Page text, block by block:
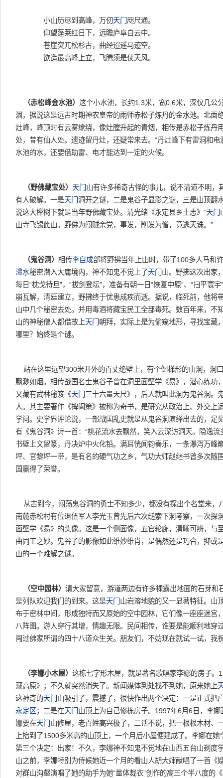
小山历尽到高峰，万仞天门 咫尺通。
仰望蓬莱红日下，远瞻庐阜白云中。
苍崖突兀松杉古，曲经迢遥马迹空。
欲造最高峰上立，飞腾须是仗天风。
（赤松峰金水池） 这个小水池，长约1.3米，宽0.6米，深仅几公
涸，据说这是远古时期神农皇帝的雨师赤松子炼丹的金水池。北面
灶峰，峰顶时有云雾缭绕，像灶膛升起的青烟，相传是赤松子炼丹
处，昔有仙人处。遗迹留丹灶，还疑常来去。”丹灶峰下有雷洞和
水池的水，还要借助雷、电才能达到一定的火候。
（野佛藏宝处） 天门 山有许多稀奇古怪的事儿，说不清道不明，
有人破解。一是天门 洞开之谜，二是鬼谷子显影之谜，三是山顶翻
说这大榉树下就是当年野佛藏宝处。清光绪《永定县乡土志》“天门
山寺飞锡此山。野佛为闯贼余党，事发，削发为僧，竟逃天诛。”
（鬼谷洞） 相传李自成部将野拂当年上山时，带了100多人马和
澧水秘密潜入大庸境内，神不知鬼不觉上了天门 山。野拂这次出家
每日“枕戈待旦”，“拔剑登坛”，准备有朝一日“恢复中原”、“扫平寰
崩瓦解，清廷建立，野拂终于忧患成疾而逝。据说，临死前，他将
山中几个秘密去处。并用毒酒将藏宝民工全部毒死。数百年来，不
山的神秘僧人都借故上天门 朝拜，实际上是为偷窥地形，寻找宝藏
哪里？始终是个谜。
站在这里远望300米开外的百丈绝壁上，有个倒梯形的山洞，洞
飘渺如烟。相传战国名士鬼谷子曾在洞里面壁学《易》，潜心练功
又藏有武林秘笈《天门 三十六量天尺》，后人就叫此洞为鬼谷洞。
人。其主要著作《捭阖策》被称为奇书，是研究从政治上、外交上
学问。史学界评论说，一部战国乱史就是从鬼谷洞演绎出去的，足
有《鬼谷洞》诗一首：“桃花流水去飘然，笑入云深访洞天。隐逸
书壁上文留篆，丹决炉中火化铅。满耳恍闻钧奏乐，一条瀑泻万峰
坪、官黎坪一带，是有名的硬气功之乡，气功大师赵继书曾多次随
国赢得了荣誉。
从古到今，闯荡鬼谷洞的勇士不知多少，都没有探出个名堂来，
南麓赤松村有位退伍军人李光玉曾先后六次缒索下洞考察，一次探
面壁学《易》的头像。这是一个侧面像，五官轮廊，清晰可辨，与
曲同工之妙。鬼谷子的影像如此维妙维肖，是偶然还是巧合，抑或
山的一个难解之谜。
（空中园林） 请大家留意，游道两边有许多裸露出地面的石芽和
是列队欢迎我们的到来。这是天门 山岩溶地貌的又一显著特征。山
布于密林中间，形成独特而又原始的空中园林，它们像一座座迷宫
八阵图。游人穿行其增，情趣无限。民间相传，谁要是能顺利地穿
闯过佛家所谓的四十八道众生关。朋友们，不妨现在就试一试，我
（李娜小木屋） 这栋七字形木屋，就是著名歌唱家李娜的房子。
藏高原》；不久就突然消失了。新闻媒体到处找不到她，原来她上
这神奇的天门 山吸引了，震撼了，很快作出两个决定：一是正式把
永定区 ；二是在天门 山顶上为自己修栋房子。1997年6月6日，李娜
娜要在天门 山修屋，老百姓高兴极了，二话不说，把一根根木材、
上抬到了1500多米高的山顶上，一个月后小屋便建成了。李娜在她
第三个决定：出家！不久，李娜神不知鬼不觉地在山西五台山剃度
山之前，李娜特别为侍候她近一个月的看山人胡大婶献唱了一首《
对群山沟壑演唱了她的助手为她“量体裁衣”创作的高三个半八度的《